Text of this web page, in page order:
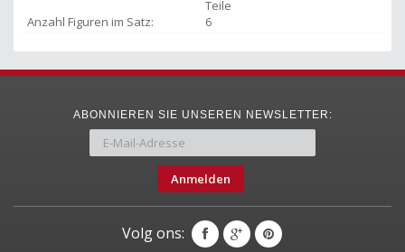
Teile
Anzahl Figuren im Satz:
6
ABONNIEREN SIE UNSEREN NEWSLETTER:
Anmelden
Volg ons: